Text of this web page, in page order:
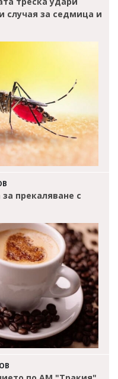
случая за седмица и
прекаляване с